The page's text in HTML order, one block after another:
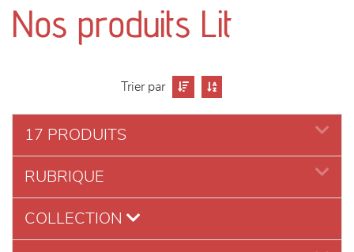
séjours
meubles de complément
chambres et dressing
literie
décoration
Nos produits Lit
Trier par
17 PRODUITS
RUBRIQUE
COLLECTION